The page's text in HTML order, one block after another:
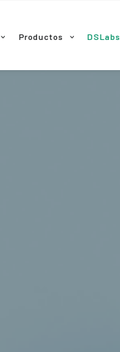
Productos DSLabs